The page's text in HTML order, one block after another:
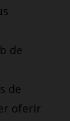
de
de
oferir